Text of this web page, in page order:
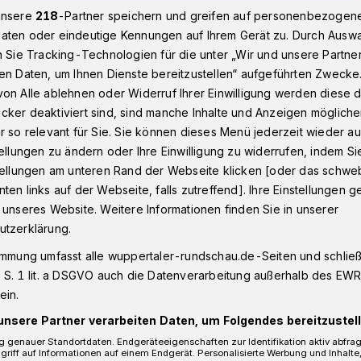
Frauen betrügen 91-Jährigen in Wuppertal um 3.000
91-Jährigen
ist am Freitag (20. Januar 2023)
Hauptbahnhof von zwei Frauen um
Die Bundespolizei leitete ein
die Kameraaufzeichnungen aus.
218-Partner speichern und greifen auf
oder eindeutige Kennungen auf Ihrem Gerät zu. Durch
Sie Tracking-Technologien für die unter „Wir und unsere
Daten, um Ihnen Dienste bereitzustellen“ aufgeführten
Alle ablehnen oder Widerruf Ihrer Einwilligung werden diese
deaktiviert sind, sind manche Inhalte und Anzeigen
so relevant für Sie. Sie können dieses Menü jederzeit wieder
zu ändern oder Ihre Einwilligung zu widerrufen, indem
am unteren Rand der Webseite klicken [oder das
links auf der Webseite, falls zutreffend]. Ihre Einstellungen
Website. Weitere Informationen finden Sie in unserer
umfasst alle wuppertaler-rundschau.de-Seiten und
1 lit. a DSGVO auch die Datenverarbeitung außerhalb des
Partner verarbeiten Daten, um Folgendes
genauer Standortdaten. Endgeräteeigenschaften zur Identifikation aktiv
auf Informationen auf einem Endgerät. Personalisierte Werbung und